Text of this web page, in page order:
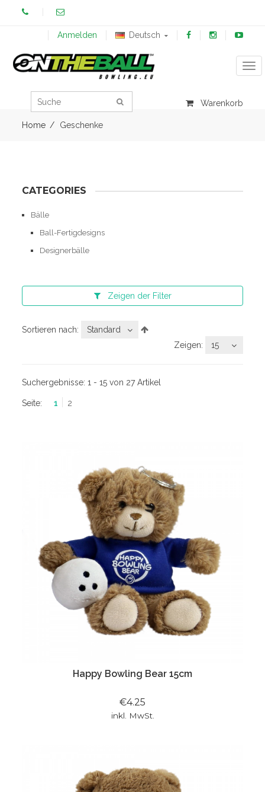
Anmelden Deutsch
Warenkorb
Home Geschenke
CATEGORIES
Bälle
Ball-Fertigdesigns
Designerbälle
Zeigen der Filter
Sortieren nach:
Standard
Zeigen:
15
Suchergebnisse:1 - 15 von 27 Artikel
Seite: 1 2
Happy Bowling Bear 15cm
€4.25
inkl. MwSt.